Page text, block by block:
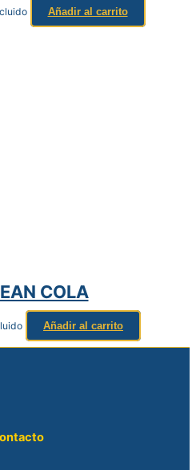
Añadir al carrito
COLA
Añadir al carrito